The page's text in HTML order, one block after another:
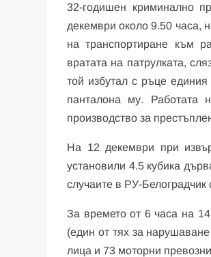
32-годишен криминално
декември около 9.50 часа,
на транспортиране към
вратата на патрулката,
той избутал с ръце
панталона му. Работата
производство за
На 12 декември при
установили 4.5 кубика
случаите в РУ-Белоградчик
За времето от 6 часа на
(един от тях за
лица и 73 моторни